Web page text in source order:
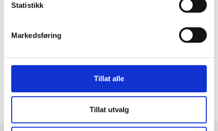
Statistikk
Markedsføring
Tillat alle
Tillat utvalg